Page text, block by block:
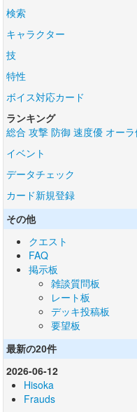
検索
キャラクター
技
特性
ボイス対応カード
ランキング
総合 攻撃 防御 速度優 オー
イベント
データチェック
カード新規登録
その他
クエスト
FAQ
掲示板
雑談質問板
レート板
デッキ投稿板
要望板
最新の20件
2026-06-12
Hisoka
Frauds